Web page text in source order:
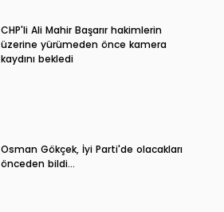
CHP'li Ali Mahir Başarır hakimlerin
üzerine yürümeden önce kamera
kaydını bekledi
Osman Gökçek, İyi Parti'de olacakları
önceden bildi...